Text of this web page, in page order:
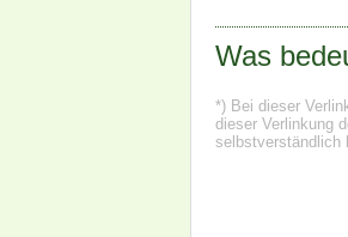
Was
*) Bei dieser
dieser Verlinkung
selbstverständlich